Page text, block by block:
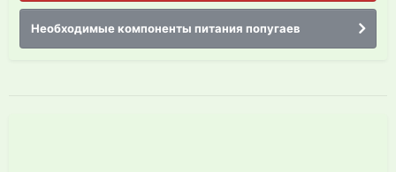
Необходимые компоненты питания попугаев